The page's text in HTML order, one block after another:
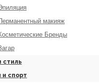
макияж
Бренды
стиль
спорт